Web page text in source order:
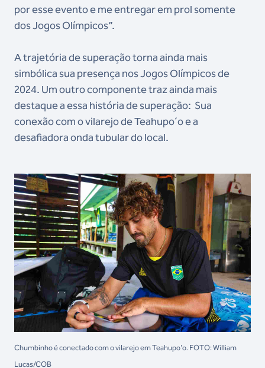
por esse evento e me entregar em prol somente
dos Jogos Olímpicos”.
A trajetória de superação torna ainda mais
simbólica sua presença nos Jogos Olímpicos de
2024. Um outro componente traz ainda mais
destaque a essa história de superação: Sua
conexão com o vilarejo de Teahupo´o e a
desafiadora onda tubular do local.
Chumbinho é conectado com o vilarejo em Teahupo'o. FOTO: William
Lucas/COB